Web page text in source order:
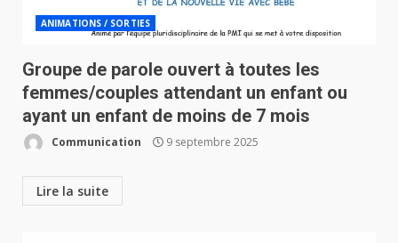
ANIMATIONS / SORTIES
Groupe de parole ouvert à toutes les
femmes/couples attendant un enfant ou
ayant un enfant de moins de 7 mois
Communication 9 septembre 2025
Lire la suite